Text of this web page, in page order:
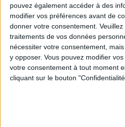
pouvez également accéder à des
modifier vos préférences avant de
donner votre consentement.
traitements de vos données
nécessiter votre consentement,
y opposer. Vous pouvez modifier
votre consentement à tout moment
cliquant sur le bouton
SPF 50 SUNSCREENS YOU'LL